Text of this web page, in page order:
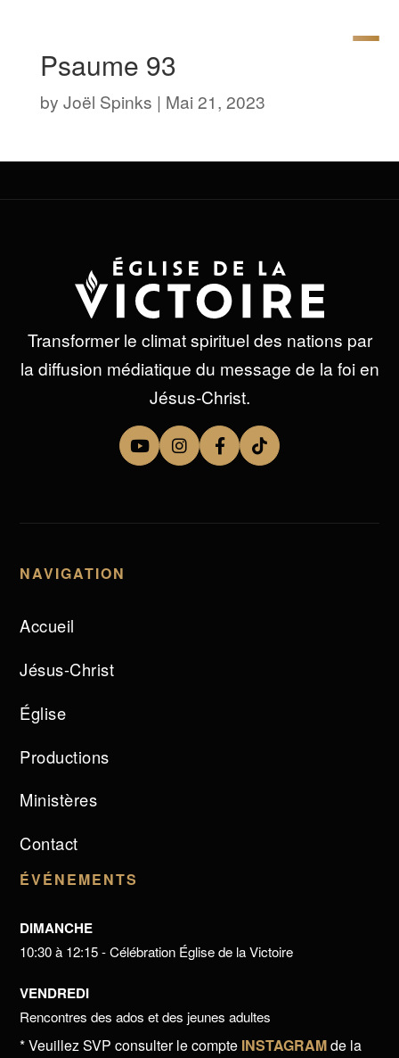
Psaume 93
by Joël Spinks | Mai 21, 2023
Transformer le climat spirituel des nations par
la diffusion médiatique du message de la foi en
Jésus-Christ.
NAVIGATION
Accueil
Jésus-Christ
Église
Productions
Ministères
Contact
ÉVÉNEMENTS
DIMANCHE
10:30 à 12:15 - Célébration Église de la Victoire
VENDREDI
Rencontres des ados et des jeunes adultes
* Veuillez SVP consulter le compte INSTAGRAMde la